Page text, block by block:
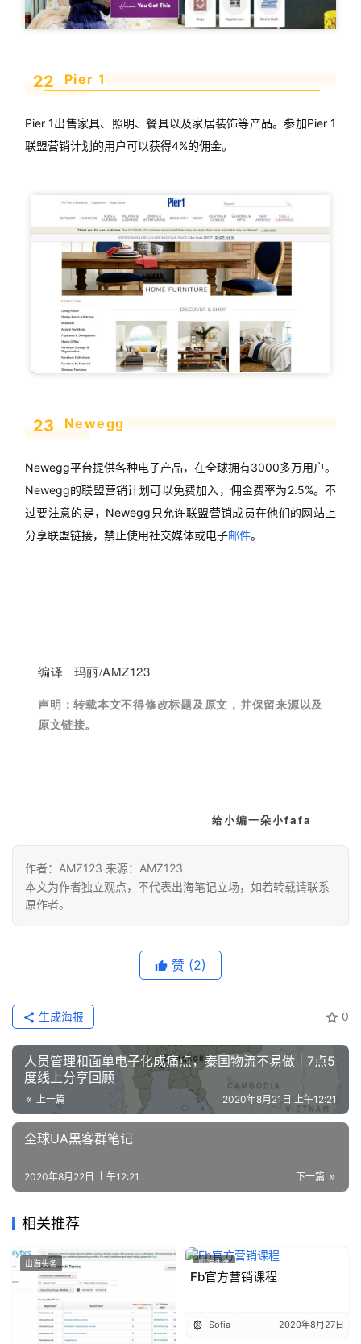
22 Pier 1
Pier 1出售家具、照明、餐具以及家居装饰等产品。参加Pier 1
联盟营销计划的用户可以获得4%的佣金。
23 Newegg
Newegg平台提供各种电子产品，在全球拥有3000多万用户。
Newegg的联盟营销计划可以免费加入，佣金费率为2.5%。不
过要注意的是，Newegg只允许联盟营销成员在他们的网站上
分享联盟链接，禁止使用社交媒体或电子邮件。
编译 玛丽/AMZ123
声明：转载本文不得修改标题及原文，并保留来源以及
原文链接。
给小编一朵小fafa
作者：AMZ123 来源：AMZ123
本文为作者独立观点，不代表出海笔记立场，如若转载请联系
原作者。
赞 (2)
0
生成海报
人员管理和面单电子化成痛点，泰国物流不易做 | 7点5
度线上分享回顾
上一篇 2020年8月21日 上午12:21
全球UA黑客群笔记
下一篇
2020年8月22日 上午12:21
相关推荐
出海头条 出海头条
Fb官方营销课程
Sofia 2020年8月27日